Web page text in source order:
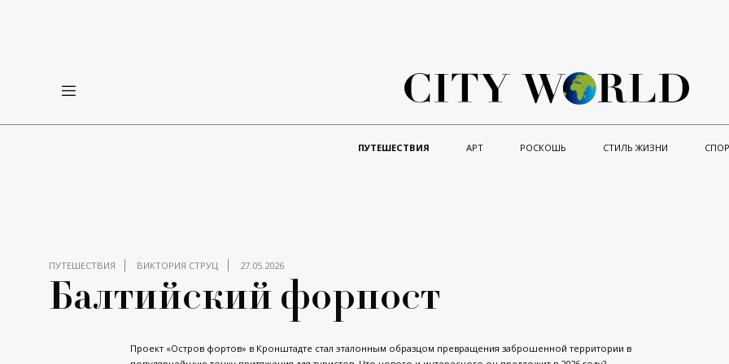
ПУТЕШЕСТВИЯ АРТ РОСКОШЬ СТИЛЬ ЖИЗНИ
ПУТЕШЕСТВИЯ ВИКТОРИЯ СТРУЦ 27.05.2026
Балтийский форпост
Проект «Остров фортов» в Кронштадте стал эталонным образцом превращения заброшенной территории в